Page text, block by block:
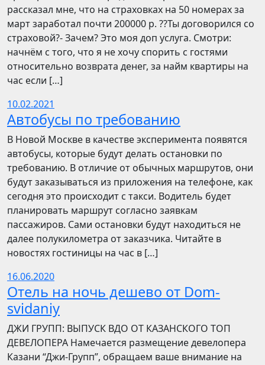
рассказал мне, что на страховках на 50 номерах за
март заработал почти 200000 р. ??Ты договорился со
страховой?- Зачем? Это моя доп услуга. Смотри:
начнём с того, что я не хочу спорить с гостями
относительно возврата денег, за найм квартиры на
час если […]
10.02.2021
Автобусы по требованию
В Новой Москве в качестве эксперимента появятся
автобусы, которые будут делать остановки по
требованию. В отличие от обычных маршрутов, они
будут заказываться из приложения на телефоне, как
сегодня это происходит с такси. Водитель будет
планировать маршрут согласно заявкам
пассажиров. Сами остановки будут находиться не
далее полукилометра от заказчика. Читайте в
новостях гостиницы на час в […]
16.06.2020
Отель на ночь дешево от Dom-
svidaniy
​​ДЖИ ГРУПП: ВЫПУСК ВДО ОТ КАЗАНСКОГО ТОП
ДЕВЕЛОПЕРА Намечается размещение девелопера
Казани “Джи-Групп”, обращаем ваше внимание на